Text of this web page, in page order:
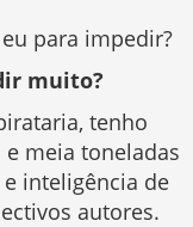
para impedir?
muito?
tenho
meia toneladas
inteligência de
autores.